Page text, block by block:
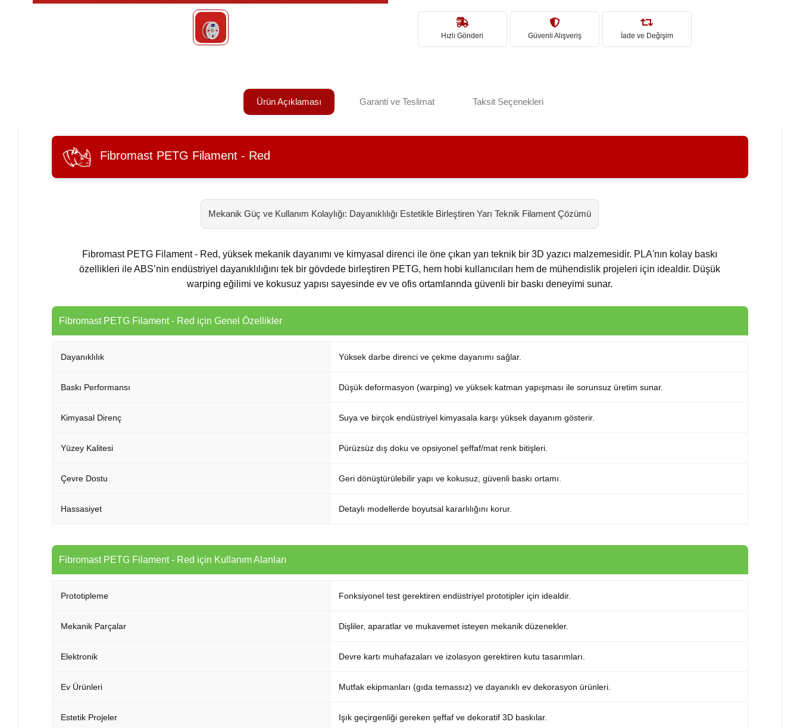
Hızlı Gönderi Güvenli Alışveriş İade ve Değişim
Ürün Açıklaması Garanti ve Teslimat Taksit Seçenekleri
Fibromast PETG Filament - Red
Mekanik Güç ve Kullanım Kolaylığı: Dayanıklılığı Estetikle Birleştiren Yarı Teknik Filament Çözümü
Fibromast PETG Filament - Red, yüksek mekanik dayanımı ve kimyasal direnci ile öne çıkan yarı teknik bir 3D yazıcı malzemesidir. PLA'nın kolay baskı
özellikleri ile ABS’nin endüstriyel dayanıklılığını tek bir gövdede birleştiren PETG, hem hobi kullanıcıları hem de mühendislik projeleri için idealdir. Düşük
warping eğilimi ve kokusuz yapısı sayesinde ev ve ofis ortamlarında güvenli bir baskı deneyimi sunar.
Fibromast PETG Filament - Red için Genel Özellikler
Dayanıklılık Yüksek darbe direnci ve çekme dayanımı sağlar.
Baskı Performansı Düşük deformasyon (warping) ve yüksek katman yapışması ile sorunsuz üretim sunar.
Kimyasal Direnç Suya ve birçok endüstriyel kimyasala karşı yüksek dayanım gösterir.
Yüzey Kalitesi Pürüzsüz dış doku ve opsiyonel şeffaf/mat renk bitişleri.
Çevre Dostu Geri dönüştürülebilir yapı ve kokusuz, güvenli baskı ortamı.
Hassasiyet Detaylı modellerde boyutsal kararlılığını korur.
Fibromast PETG Filament - Red için Kullanım Alanları
Prototipleme Fonksiyonel test gerektiren endüstriyel prototipler için idealdir.
Mekanik Parçalar Dişliler, aparatlar ve mukavemet isteyen mekanik düzenekler.
Elektronik Devre kartı muhafazaları ve izolasyon gerektiren kutu tasarımları.
Ev Ürünleri Mutfak ekipmanları (gıda temassız) ve dayanıklı ev dekorasyon ürünleri.
Estetik Projeler Işık geçirgenliği gereken şeffaf ve dekoratif 3D baskılar.